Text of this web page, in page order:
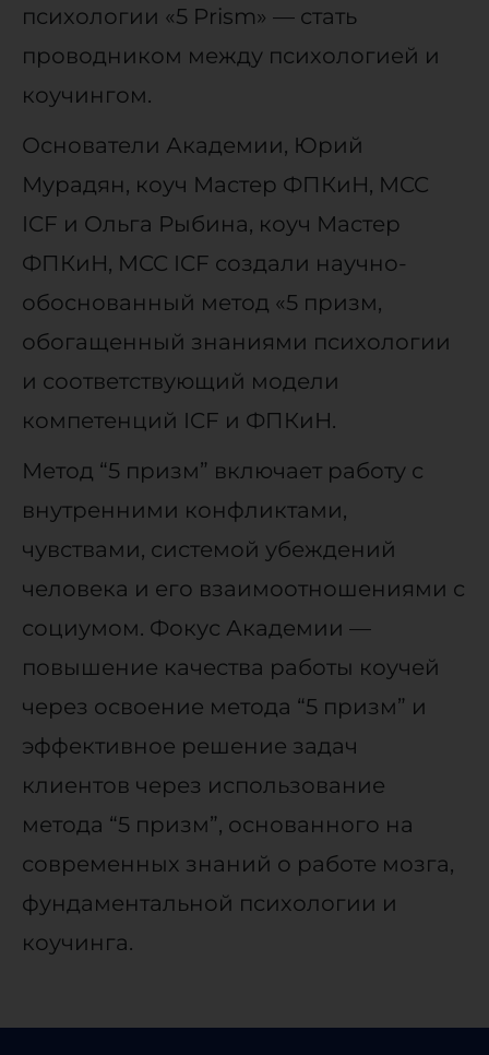
психологии «5 Prism» — стать
проводником между психологией и
коучингом.
Основатели Академии, Юрий
Мурадян, коуч Мастер ФПКиН, MCC
ICF и Ольга Рыбина, коуч Мастер
ФПКиН, MCC ICF создали научно-
обоснованный метод «5 призм,
обогащенный знаниями психологии
и соответствующий модели
компетенций ICF и ФПКиН.
Метод “5 призм” включает работу с
внутренними конфликтами,
чувствами, системой убеждений
человека и его взаимоотношениями с
социумом. Фокус Академии —
повышение качества работы коучей
через освоение метода “5 призм” и
эффективное решение задач
клиентов через использование
метода “5 призм”, основанного на
современных знаний о работе мозга,
фундаментальной психологии и
коучинга.